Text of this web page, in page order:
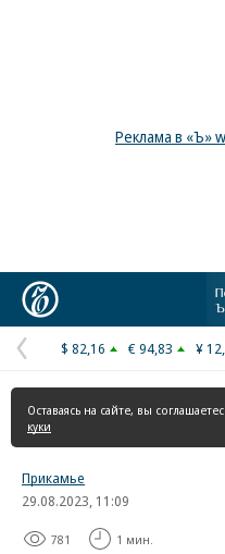
Реклама в «Ъ»
Предыдущая
страница
$ 82,16 € 94,83 ¥
Оставаясь на сайте, вы
куки
Прикамье
29.08.2023, 11:09
781 1 мин.